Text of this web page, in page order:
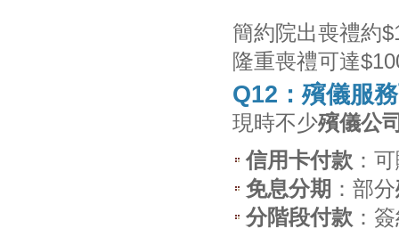
簡約院出喪禮約
隆重喪禮可達
Q12：殯儀服
現時不少殯儀公
信用卡付款 ：
免息分期 ：部分
分階段付款 ：